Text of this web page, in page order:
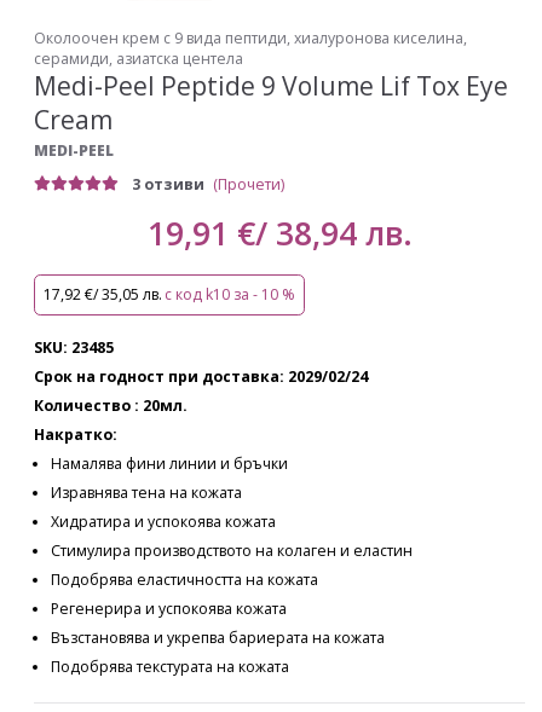
Околоочен крем с 9 вида пептиди, хиалуронова киселина,
серамиди, азиатска центела
Medi-Peel Peptide 9 Volume Lif Tox Eye
Cream
MEDI-PEEL
3 отзиви (Прочети)
19,91 €/ 38,94 лв.
17,92 €/ 35,05 лв. с код k10 за - 10 %
SKU: 23485
Срок на годност при доставка: 2029/02/24
Количество : 20мл.
Накратко:
Намалява фини линии и бръчки
Изравнява тена на кожата
Хидратира и успокоява кожата
Стимулира производството на колаген и еластин
Подобрява еластичността на кожата
Регенерира и успокоява кожата
Възстановява и укрепва бариерата на кожата
Подобрява текстурата на кожата